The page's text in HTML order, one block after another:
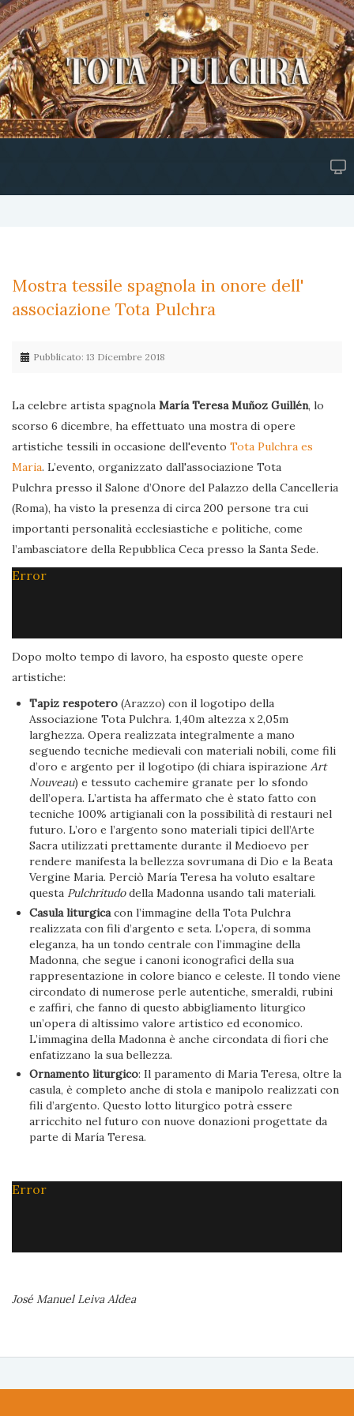
Mostra tessile spagnola in onore dell'
associazione Tota Pulchra
Pubblicato: 13 Dicembre 2018
La celebre artista spagnola María Teresa Muñoz Guillén, lo
scorso 6 dicembre, ha effettuato una mostra di opere
artistiche tessili in occasione dell'evento Tota Pulchra es
Maria. L’evento, organizzato dall'associazione Tota
Pulchra presso il Salone d’Onore del Palazzo della Cancelleria
(Roma), ha visto la presenza di circa 200 persone tra cui
importanti personalità ecclesiastiche e politiche, come
l’ambasciatore della Repubblica Ceca presso la Santa Sede.
Error
Dopo molto tempo di lavoro, ha esposto queste opere
artistiche:
Tapiz respotero (Arazzo) con il logotipo della
Associazione Tota Pulchra. 1,40m altezza x 2,05m
larghezza. Opera realizzata integralmente a mano
seguendo tecniche medievali con materiali nobili, come fili
d’oro e argento per il logotipo (di chiara ispirazioneArt
Nouveau) e tessuto cachemire granate per lo sfondo
dell’opera. L’artista ha affermato che è stato fatto con
tecniche 100% artigianali con la possibilità di restauri nel
futuro. L’oro e l’argento sono materiali tipici dell’Arte
Sacra utilizzati prettamente durante il Medioevo per
rendere manifesta la bellezza sovrumana di Dio e la Beata
Vergine Maria. Perciò María Teresa ha voluto esaltare
questa Pulchritudodella Madonna usando tali materiali.
Casula liturgicacon l’immagine della Tota Pulchra
realizzata con fili d’argento e seta. L’opera, di somma
eleganza, ha un tondo centrale con l’immagine della
Madonna, che segue i canoni iconografici della sua
rappresentazione in colore bianco e celeste. Il tondo viene
circondato di numerose perle autentiche, smeraldi, rubini
e zaffiri, che fanno di questo abbigliamento liturgico
un’opera di altissimo valore artistico ed economico.
L’immagina della Madonna è anche circondata di fiori che
enfatizzano la sua bellezza.
Ornamento liturgico: Il paramento di Maria Teresa, oltre la
casula, è completo anche di stola e manipolo realizzati con
fili d’argento. Questo lotto liturgico potrà essere
arricchito nel futuro con nuove donazioni progettate da
parte di María Teresa.
Error
José Manuel Leiva Aldea